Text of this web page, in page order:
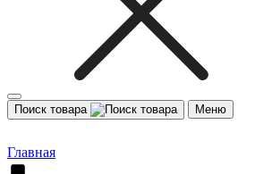
Поиск товара Меню
Главная